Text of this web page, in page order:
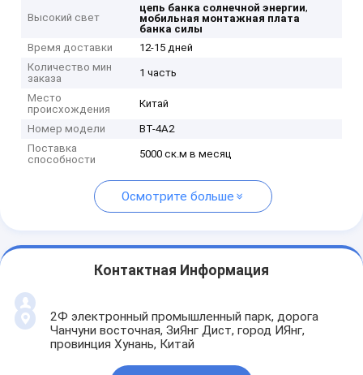
Высокий свет
цепь банка солнечной энергии,
мобильная монтажная плата
банка силы
Время доставки
12-15 дней
Количество мин
заказа
1 часть
Место
происхождения
Китай
Номер модели
ВТ-4А2
Поставка
способности
5000 ск.м в месяц
Осмотрите больше
Контактная Информация
2Ф электронный промышленный парк, дорога
Чанчуни восточная, ЗиЯнг Дист, город ИЯнг,
провинция Хунань, Китай